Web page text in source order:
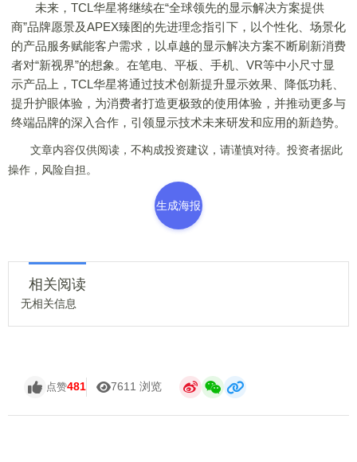
未来，TCL华星将继续在“全球领先的显示解决方案提供
商”品牌愿景及APEX臻图的先进理念指引下，以个性化、场景化
的产品服务赋能客户需求，以卓越的显示解决方案不断刷新消费
者对“新视界”的想象。在笔电、平板、手机、VR等中小尺寸显
示产品上，TCL华星将通过技术创新提升显示效果、降低功耗、
提升护眼体验，为消费者打造更极致的使用体验，并推动更多与
终端品牌的深入合作，引领显示技术未来研发和应用的新趋势。
文章内容仅供阅读，不构成投资建议，请谨慎对待。投资者据此
操作，风险自担。
生成海报
相关阅读
无相关信息
点赞481 7611 浏览